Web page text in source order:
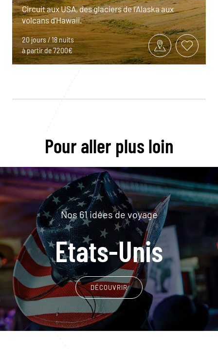
Circuit aux USA, des glaciers de l’Alaska aux
volcans d’Hawaii.
20 jours / 18 nuits
à partir de 7200€
Pour aller plus loin
Nos 61 idées de voyage
Etats-Unis
DÉCOUVRIR